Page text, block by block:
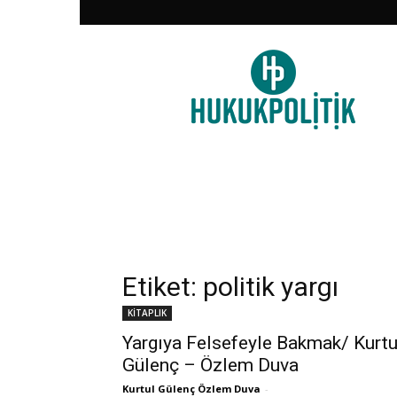
HukukPolitik
Etiket: politik yargı
KİTAPLIK
Yargıya Felsefeyle Bakmak/
Gülenç – Özlem Duva
Kurtul Gülenç Özlem Duva -